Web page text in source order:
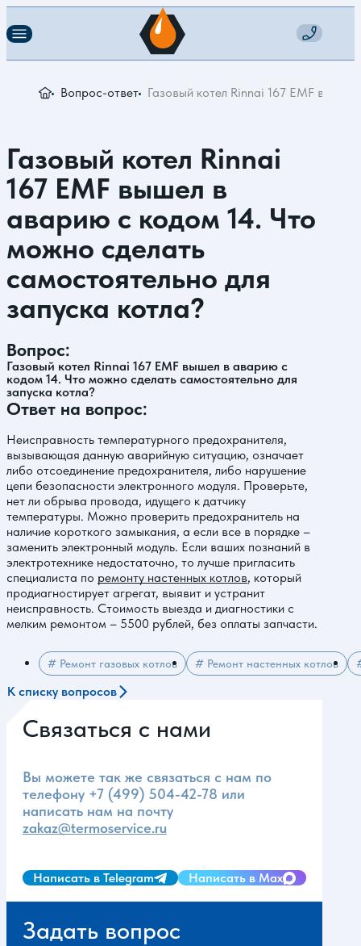
Вопрос-ответ Газовый котел Rinnai 167 ЕMF вышел
Газовый котел Rinnai
167 ЕMF вышел в
аварию с кодом 14. Что
можно сделать
самостоятельно для
запуска котла?
Вопрос:
Газовый котел Rinnai 167 ЕMF вышел в аварию с
кодом 14. Что можно сделать самостоятельно для
запуска котла?
Ответ на вопрос:
Неисправность температурного предохранителя,
вызывающая данную аварийную ситуацию, означает
либо отсоединение предохранителя, либо нарушение
цепи безопасности электронного модуля. Проверьте,
нет ли обрыва провода, идущего к датчику
температуры. Можно проверить предохранитель на
наличие короткого замыкания, а если все в порядке –
заменить электронный модуль. Если ваших познаний в
электротехнике недостаточно, то лучше пригласить
специалиста по ремонту настенных котлов, который
продиагностирует агрегат, выявит и устранит
неисправность. Стоимость выезда и диагностики с
мелким ремонтом – 5500 рублей, без оплаты запчасти.
# Ремонт газовых котлов # Ремонт настенных котлов
К списку вопросов
Связаться с нами
Вы можете так же связаться с нам по
телефону +7 (499) 504-42-78 или
написать нам на почту
zakaz@termoservice.ru
Написать в Telegram Написать в Max
Задать вопрос